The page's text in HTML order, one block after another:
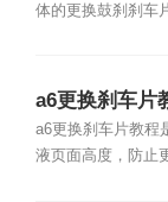
体的更换鼓刹刹车
a6更换刹车片
a6更换刹车片教程
液页面高度，防止